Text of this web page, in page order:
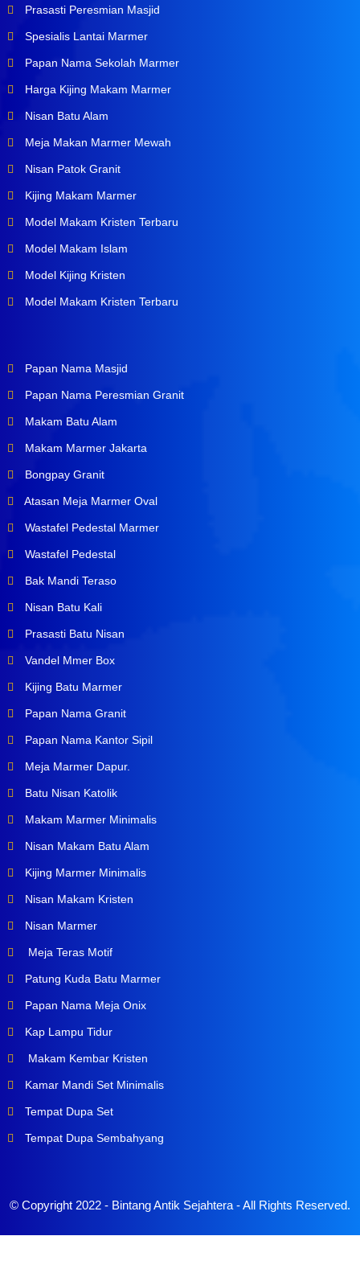
Prasasti Peresmian Masjid
Spesialis Lantai Marmer
Papan Nama Sekolah Marmer
Harga Kijing Makam Marmer
Nisan Batu Alam
Meja Makan Marmer Mewah
Nisan Patok Granit
Kijing Makam Marmer
Model Makam Kristen Terbaru
Model Makam Islam
Model Kijing Kristen
Model Makam Kristen Terbaru
Papan Nama Masjid
Papan Nama Peresmian Granit
Makam Batu Alam
Makam Marmer Jakarta
Bongpay Granit
Atasan Meja Marmer Oval
Wastafel Pedestal Marmer
Wastafel Pedestal
Bak Mandi Teraso
Nisan Batu Kali
Prasasti Batu Nisan
Vandel Mmer Box
Kijing Batu Marmer
Papan Nama Granit
Papan Nama Kantor Sipil
Meja Marmer Dapur.
Batu Nisan Katolik
Makam Marmer Minimalis
Nisan Makam Batu Alam
Kijing Marmer Minimalis
Nisan Makam Kristen
Nisan Marmer
Meja Teras Motif
Patung Kuda Batu Marmer
Papan Nama Meja Onix
Kap Lampu Tidur
Makam Kembar Kristen
Kamar Mandi Set Minimalis
Tempat Dupa Set
Tempat Dupa Sembahyang
© Copyright 2022 - Bintang Antik Sejahtera- All Rights Reserved.